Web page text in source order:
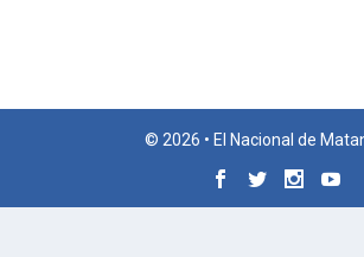
© 2026 • El Nacional de